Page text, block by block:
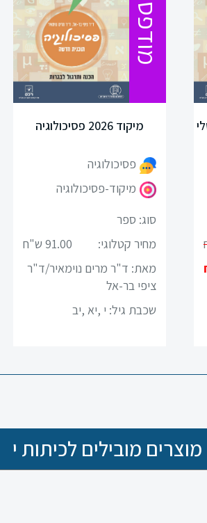
מודפס
מיקוד 2026 פסיכולוגיה
פסיכולוגיה
מיקוד-פסיכולוגיה
סוג: ספר
מחיר קטלוגי:
91.00 ש"ח
מאת: ד"ר מרים נוימאיר/ד"ר
ציפי בר-אל
שכבת גיל: י ,יא ,יב
מוצרים מובילים לכיתות י